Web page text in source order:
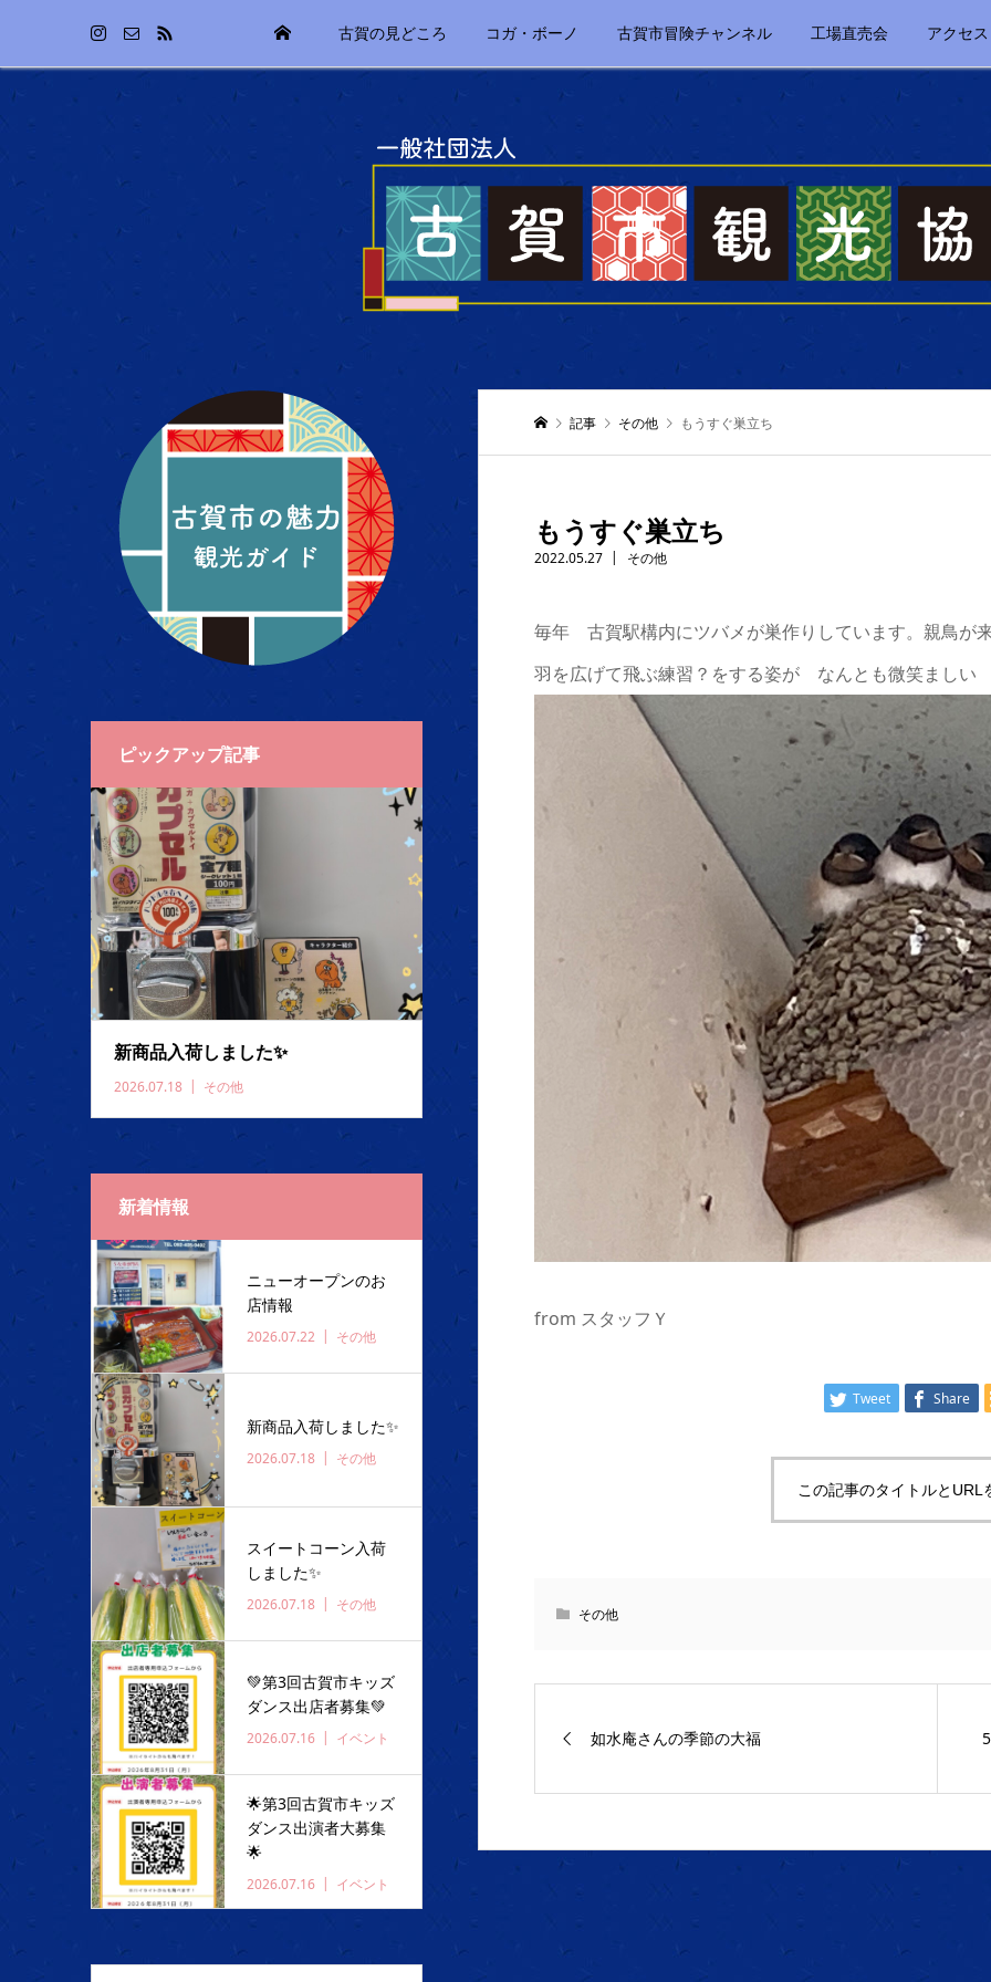
古賀の見どころ コガ・ボーノ 古賀市冒険チャンネル 工場直売会 アクセス
記事 その他 もうすぐ巣立ち
もうすぐ巣立ち
2022.05.27 その他
毎年 古賀駅構内にツバメが巣作りしています。親鳥が
羽を広げて飛ぶ練習？をする姿が なんとも微笑まし
from スタッフＹ
Tweet Share
この記事のタイトルとURL
その他
如水庵さんの季節の大福
ピックアップ記事
新商品入荷しました✨️
2026.07.18 その他
新着情報
ニューオープンのお
店情報
2026.07.22 その他
新商品入荷しました✨️
2026.07.18 その他
スイートコーン入荷
しました✨️
2026.07.18 その他
💚第3回古賀市キッズ
ダンス出店者募集💚
2026.07.16 イベント
🌟第3回古賀市キッズ
ダンス出演者大募集
🌟
2026.07.16 イベント